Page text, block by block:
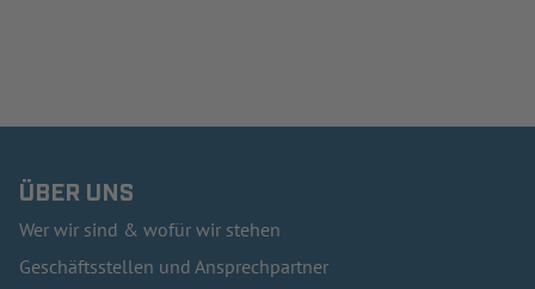
ÜBER UNS
Wer wir sind & wofür wir stehen
Geschäftsstellen und Ansprechpartner